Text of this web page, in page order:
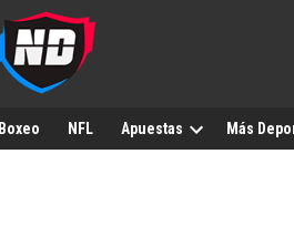
Boxeo NFL Apuestas Más